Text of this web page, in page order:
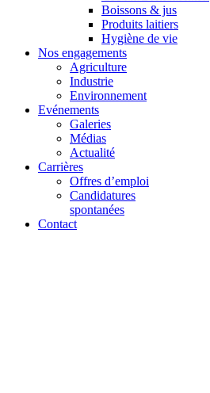
Boissons & jus
Produits laitiers
Hygiène de vie
Nos engagements
Agriculture
Industrie
Environnement
Evénements
Galeries
Médias
Actualité
Carrières
Offres d’emploi
Candidatures
spontanées
Contact